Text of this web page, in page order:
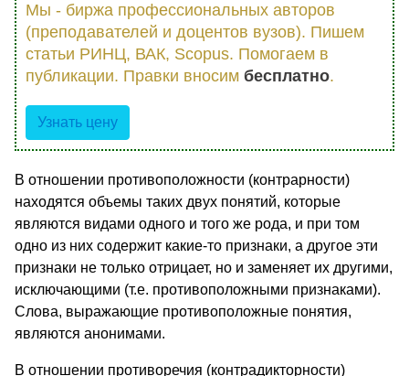
Мы - биржа профессиональных авторов
(преподавателей и доцентов вузов). Пишем
статьи РИНЦ, ВАК, Scopus. Помогаем в
публикации. Правки вносим бесплатно.
Узнать цену
В отношении противоположности (контрарности)
находятся объемы таких двух понятий, которые
являются видами одного и того же рода, и при том
одно из них содержит какие-то признаки, а другое эти
признаки не только отрицает, но и заменяет их другими,
исключающими (т.е. противоположными признаками).
Слова, выражающие противоположные понятия,
являются анонимами.
В отношении противоречия (контрадикторности)